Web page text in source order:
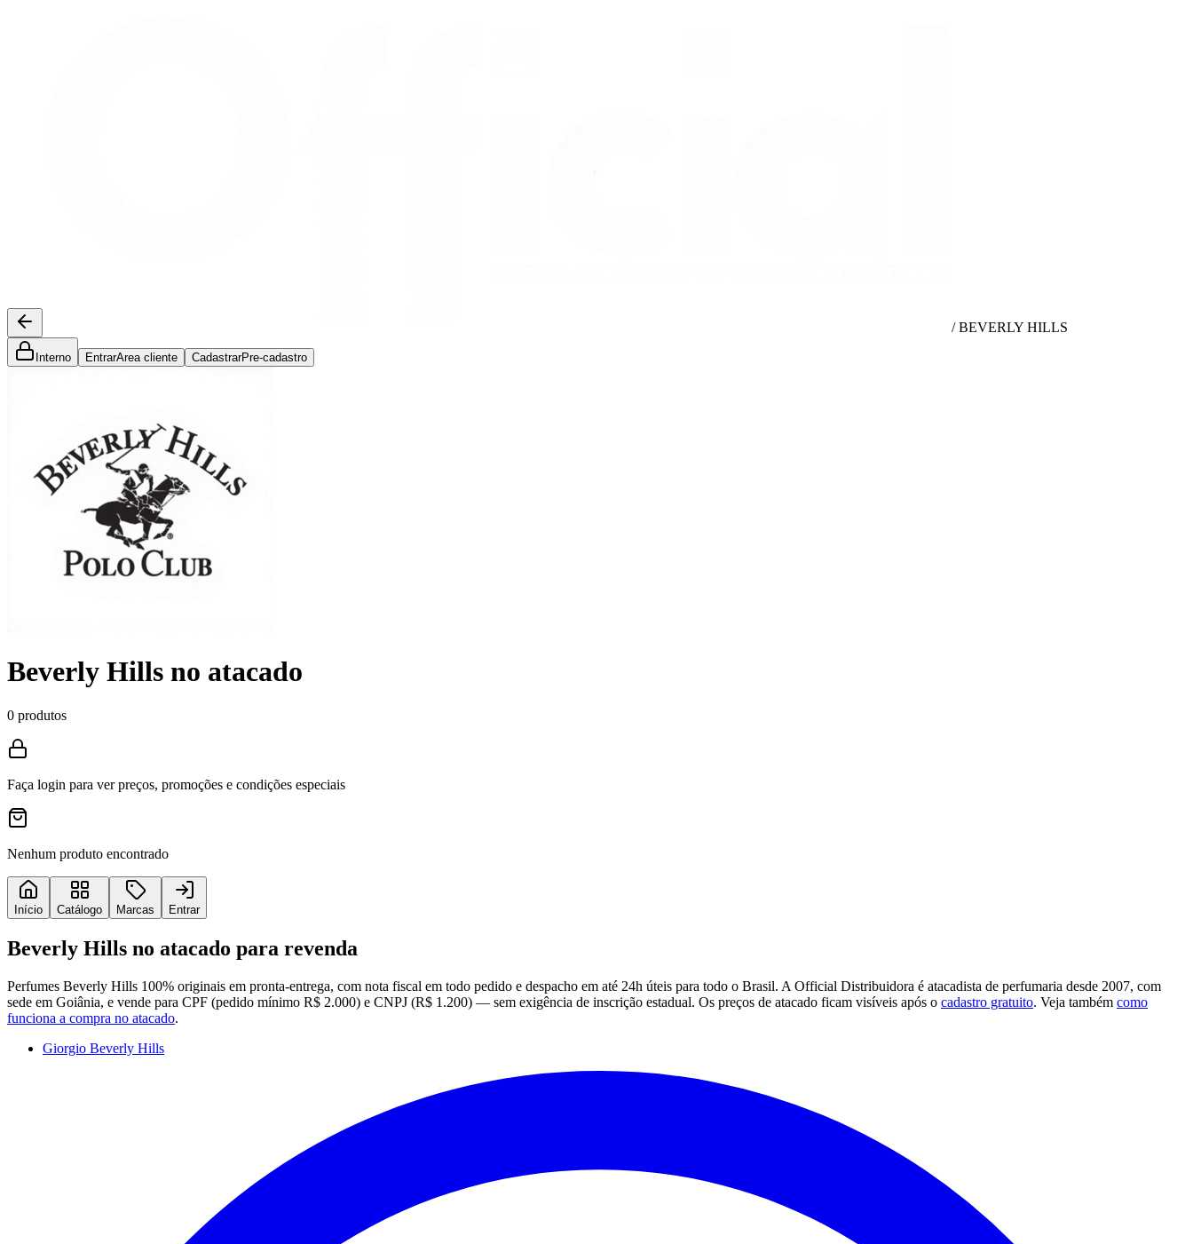
/BEVERLY HILLS
Interno EntrarArea cliente CadastrarPre-cadastro
Beverly Hills no atacado
0 produtos
Faça login para ver preços, promoções e condições especiais
Nenhum produto encontrado
Início Catálogo Marcas Entrar
Beverly Hills no atacado para revenda
Perfumes Beverly Hills 100% originais em pronta-entrega, com nota fiscal em todo pedido e despacho em até 24h úteis para todo o Brasil. A Official Distribuidora é atacadista de perfumaria desde 2007, com
sede em Goiânia, e vende para CPF (pedido mínimo R$ 2.000) e CNPJ (R$ 1.200) — sem exigência de inscrição estadual. Os preços de atacado ficam visíveis após o cadastro gratuito. Veja também como
funciona a compra no atacado.
Giorgio Beverly Hills